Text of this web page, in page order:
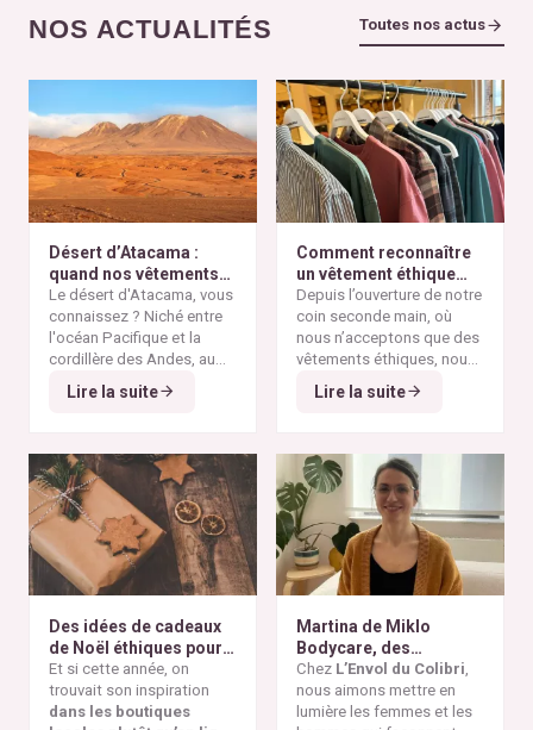
NOS ACTUALITÉS Toutes nos actus
Désert d’Atacama :
quand nos vêtements
finissent à l’autre bout
du monde
Le désert d'Atacama, vous
connaissez ? Niché entre
l'océan Pacifique et la
cordillère des Andes, au
nord du Chili, il est
considéré comme l'un des
minéraux et ses vastes
étendues désertiques en
font un lieu unique au
monde.
Alors pourquoi parler du
désert d'Atacama sur un
depuis plusieurs
décennies, cette région
est devenue l'un des
symboles les plus
frappants de la
pollution
textile mondiale
. On y
découvre aujourd'hui des
montagnes de vêtements
abandonnés, témoins
visibles de la
surproduction textile
des dérives de la
fashion
Lire la suite
Comment reconnaître
un vêtement éthique
selon nos critères ?
Depuis l’ouverture de notre
coin seconde main, où
nous n’acceptons que des
vêtements éthiques, nous
avons remarqué qu’il n’est
pas toujours simple pour
qui répondent à nos
critères de sélection. Entre
les conseils qui circulent
sur les réseaux sociaux et
le greenwashing de
certaines marques, difficile
de s’y retrouver. Voici nos
repères simples et fiables
pour reconnaître un
vêtement réellement
éthique.
Lire la suite
Des idées de cadeaux
de Noël éthiques pour
tous les budgets
Et si cette année, on
trouvait son inspiration
dans les boutiques
Martina de Miklo
Bodycare, des
déodorants naturels et
zéro déchet A la
rencontre des Colibris
Chez L’Envol du Colibri,
nous aimons mettre en
lumière les femmes et les